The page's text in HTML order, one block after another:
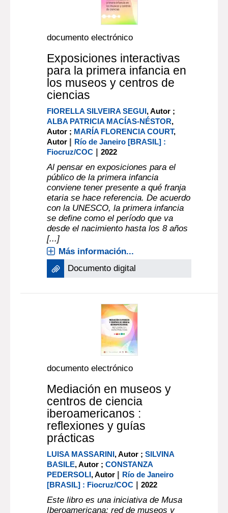
documento electrónico
Exposiciones interactivas
para la primera infancia en
los museos y centros de
ciencias
FIORELLA SILVEIRA SEGUI, Autor ;
ALBA PATRICIA MACÍAS-NÉSTOR,
Autor ; MARÍA FLORENCIA COURT,
Autor | Río de Janeiro [BRASIL] :
Fiocruz/COC |2022
Al pensar en exposiciones para el
público de la primera infancia
conviene tener presente a qué franja
etaria se hace referencia. De acuerdo
con la UNESCO, la primera infancia
se define como el período que va
desde el nacimiento hasta los 8 años
[...]
Más información...
Documento digital
documento electrónico
Mediación en museos y
centros de ciencia
iberoamericanos :
reflexiones y guías
prácticas
LUISA MASSARINI, Autor ;SILVINA
BASILE, Autor ;CONSTANZA
PEDERSOLI, Autor | Río de Janeiro
[BRASIL] : Fiocruz/COC |2022
Este libro es una iniciativa de Musa
Iberoamericana: red de museos y